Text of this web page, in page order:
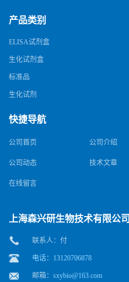
产品类别
ELISA试剂盒
生化试剂盒
标准品
生化试剂
快捷导航
公司首页 公司介绍
公司动态 技术文章
在线留言
上海森兴研生物技术有限公司
联系人：付
电话：13120706878
邮箱： sxybio@163.com